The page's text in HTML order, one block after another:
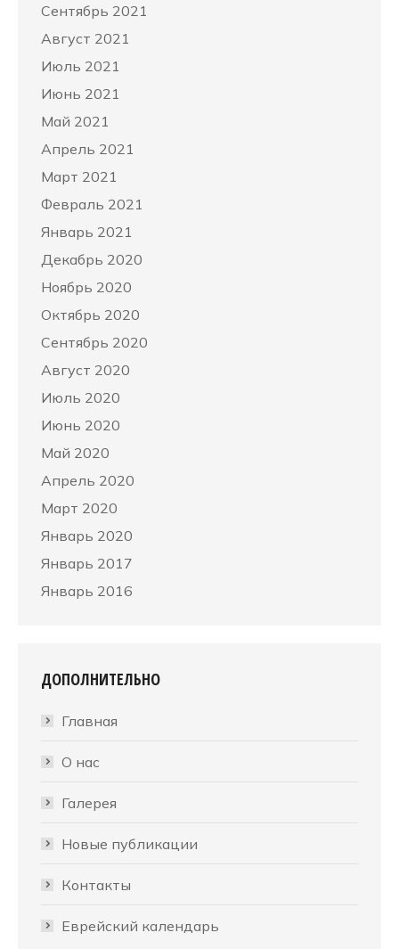
Сентябрь 2021
Август 2021
Июль 2021
Июнь 2021
Май 2021
Апрель 2021
Март 2021
Февраль 2021
Январь 2021
Декабрь 2020
Ноябрь 2020
Октябрь 2020
Сентябрь 2020
Август 2020
Июль 2020
Июнь 2020
Май 2020
Апрель 2020
Март 2020
Январь 2020
Январь 2017
Январь 2016
ДОПОЛНИТЕЛЬНО
Главная
О нас
Галерея
Новые публикации
Контакты
Еврейский календарь